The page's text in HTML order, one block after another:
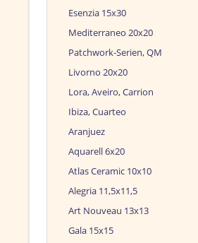
Esenzia 15x30
Mediterraneo 20x20
Patchwork-Serien, QM
Livorno 20x20
Lora, Aveiro, Carrion
Ibiza, Cuarteo
Aranjuez
Aquarell 6x20
Atlas Ceramic 10x10
Alegria 11,5x11,5
Art Nouveau 13x13
Gala 15x15